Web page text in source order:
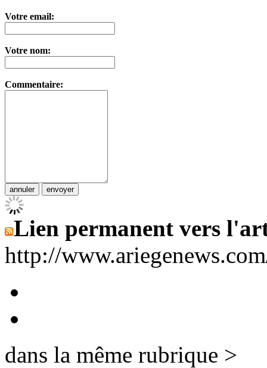
Votre email:
Votre nom:
Commentaire:
Lien permanent vers
http://
dans la même rubrique >